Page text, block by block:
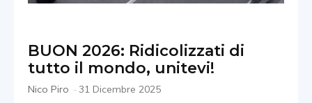
BUON 2026: Ridicolizzati di
tutto il mondo, unitevi!
Nico Piro -31 Dicembre 2025